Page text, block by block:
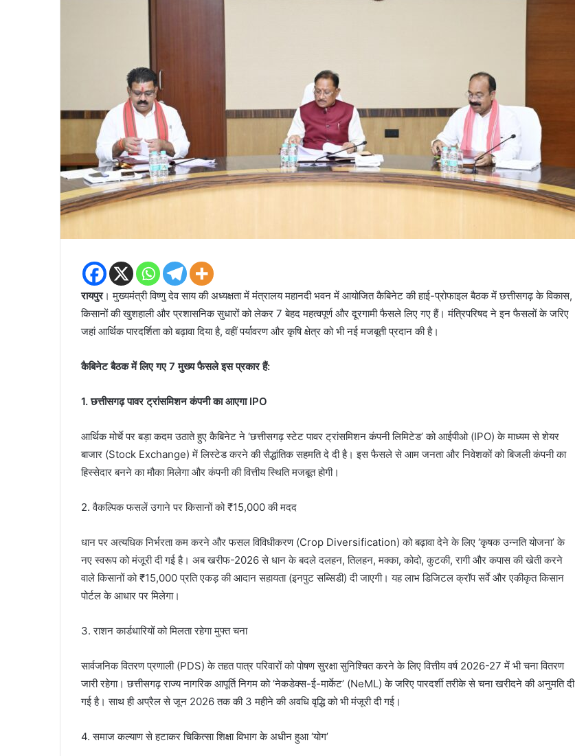
रायपुर। मुख्यमंत्री विष्णु देव साय की अध्यक्षता में मंत्रालय महानदी भवन में आयोजित कैबिनेट की हाई-प्रोफाइल बैठक में छत्तीसगढ़ के विकास,
किसानों की खुशहाली और प्रशासनिक सुधारों को लेकर 7 बेहद महत्वपूर्ण और दूरगामी फैसले लिए गए हैं। मंत्रिपरिषद ने इन फैसलों के जरिए
जहां आर्थिक पारदर्शिता को बढ़ावा दिया है, वहीं पर्यावरण और कृषि क्षेत्र को भी नई मजबूती प्रदान की है।
कैबिनेट बैठक में लिए गए 7 मुख्य फैसले इस प्रकार हैं:
1. छत्तीसगढ़ पावर ट्रांसमिशन कंपनी का आएगा IPO
आर्थिक मोर्चे पर बड़ा कदम उठाते हुए कैबिनेट ने ‘छत्तीसगढ़ स्टेट पावर ट्रांसमिशन कंपनी लिमिटेड’ को आईपीओ (IPO) के माध्यम से शेयर
बाजार (Stock Exchange) में लिस्टेड करने की सैद्धांतिक सहमति दे दी है। इस फैसले से आम जनता और निवेशकों को बिजली कंपनी का
हिस्सेदार बनने का मौका मिलेगा और कंपनी की वित्तीय स्थिति मजबूत होगी।
2. वैकल्पिक फसलें उगाने पर किसानों को ₹15,000 की मदद
धान पर अत्यधिक निर्भरता कम करने और फसल विविधीकरण (Crop Diversification) को बढ़ावा देने के लिए ‘कृषक उन्नति योजना’ के
नए स्वरूप को मंजूरी दी गई है। अब खरीफ-2026 से धान के बदले दलहन, तिलहन, मक्का, कोदो, कुटकी, रागी और कपास की खेती करने
वाले किसानों को ₹15,000 प्रति एकड़ की आदान सहायता (इनपुट सब्सिडी) दी जाएगी। यह लाभ डिजिटल क्रॉप सर्वे और एकीकृत किसान
पोर्टल के आधार पर मिलेगा।
3. राशन कार्डधारियों को मिलता रहेगा मुफ्त चना
सार्वजनिक वितरण प्रणाली (PDS) के तहत पात्र परिवारों को पोषण सुरक्षा सुनिश्चित करने के लिए वित्तीय वर्ष 2026-27 में भी चना वितरण
जारी रहेगा। छत्तीसगढ़ राज्य नागरिक आपूर्ति निगम को ‘नेकडेक्स-ई-मार्केट’ (NeML) के जरिए पारदर्शी तरीके से चना खरीदने की अनुमति दी
गई है। साथ ही अप्रैल से जून 2026 तक की 3 महीने की अवधि वृद्धि को भी मंजूरी दी गई।
4. समाज कल्याण से हटाकर चिकित्सा शिक्षा विभाग के अधीन हुआ ‘योग’